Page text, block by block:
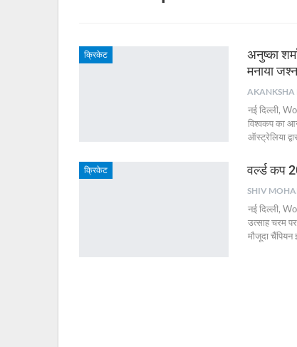
क्रिकेट
अनुष्का
मनाया जश्न
नई दिल्ली,
विश्वकप का
ऑस्ट्रेलिया
क्रिकेट वर्ल्ड कप
SHIV
नई दिल्‍ली,
उत्साह चरम
मौजूदा